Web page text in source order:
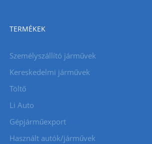
TERMÉKEK
Személyszállító járművek
Kereskedelmi járművek
Töltő
Li Auto
Gépjárműexport
Használt autók/járművek